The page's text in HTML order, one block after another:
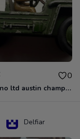
0
meccano ltd austin champ N°674
Delfiar